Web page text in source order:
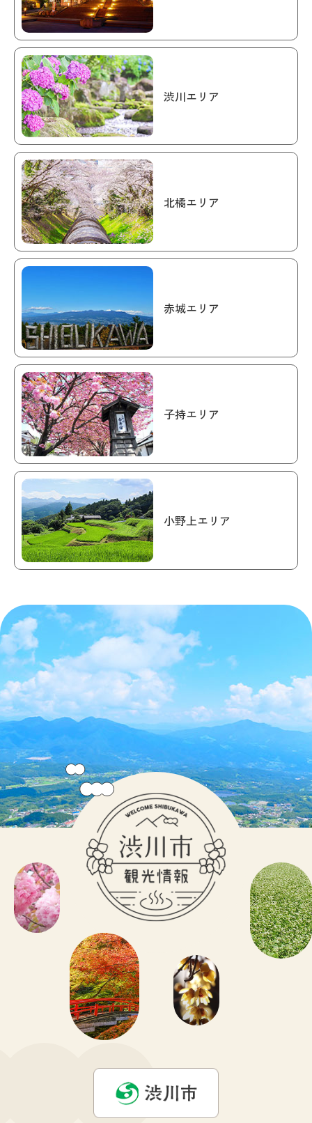
渋川エリア
北橘エリア
赤城エリア
子持エリア
小野上エリア